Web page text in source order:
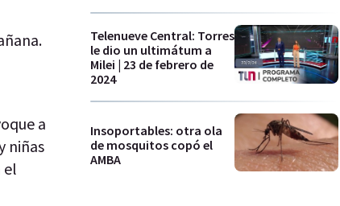
a
niñas
el
Telenueve Central: Torres
le dio un ultimátum a
Milei | 23 de febrero de
2024
Insoportables: otra ola
de mosquitos copó el
AMBA